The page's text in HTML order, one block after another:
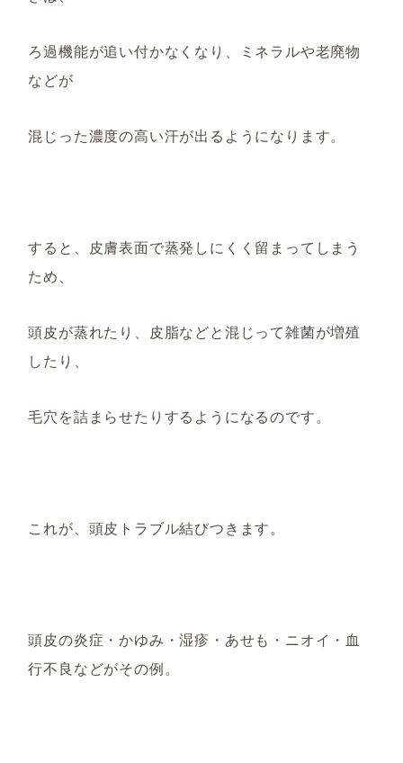
ろ過機能が追い付かなくなり、ミネラルや老廃物
などが
混じった濃度の高い汗が出るようになります。
すると、皮膚表面で蒸発しにくく留まってしまう
ため、
頭皮が蒸れたり、 皮脂などと混じって雑菌が増殖
したり、
毛穴を詰まらせたりするようになるのです。
これが、頭皮トラブル結びつきます。
頭皮の炎症・かゆみ・湿疹・あせも・ニオイ・血
行不良などがその例。